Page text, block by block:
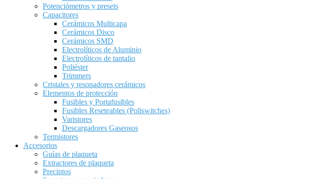
Potenciómetros y presets
Capacitores
Cerámicos Multicapa
Cerámicos Disco
Cerámicos SMD
Electrolíticos de Aluminio
Electrolíticos de tantalio
Poliéster
Trimmers
Cristales y resonadores cerámicos
Elementos de protección
Fusibles y Portafusibles
Fusibles Reseteables (Poliswitches)
Varistores
Descargadores Gaseosos
Termistores
Accesorios
Guías de plaqueta
Extractores de plaqueta
Precintos